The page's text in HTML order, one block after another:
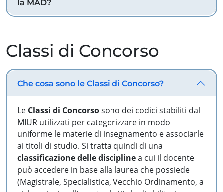
la MAD?
Classi di Concorso
Che cosa sono le Classi di Concorso?
Le Classi di Concorsosono dei codici stabiliti dal
MIUR utilizzati per categorizzare in modo
uniforme le materie di insegnamento e associarle
ai titoli di studio. Si tratta quindi di una
classificazione delle disciplinea cui il docente
può accedere in base alla laurea che possiede
(Magistrale, Specialistica, Vecchio Ordinamento, a